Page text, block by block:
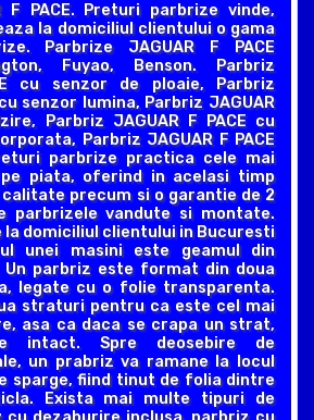
F PACE. Preturi parbrize vinde,
la domiciliul clientului o gama
Parbrize JAGUAR F PACE
Fuyao, Benson. Parbriz
cu senzor de ploaie, Parbriz
cu senzor lumina, Parbriz JAGUAR
Parbriz JAGUAR F PACE cu
Parbriz JAGUAR F PACE
parbrize practica cele mai
piata, oferind in acelasi timp
precum si o garantie de 2
parbrizele vandute si montate.
la domiciliul clientului in Bucuresti
unei masini este geamul din
parbriz este format din doua
legate cu o folie transparenta.
straturi pentru ca este cel mai
asa ca daca se crapa un strat,
intact. Spre deosebire de
un prabriz va ramane la locul
sparge, fiind tinut de folia dintre
Exista mai multe tipuri de